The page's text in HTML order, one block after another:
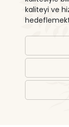
kaliteyi ve